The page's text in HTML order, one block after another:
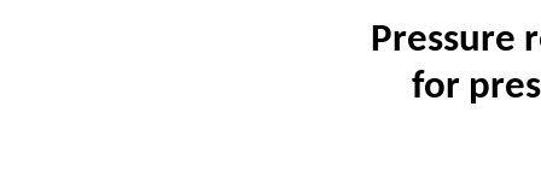
Pressure
for